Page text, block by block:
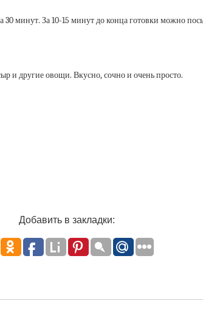
30 минут. За 10-15 минут до конца готовки можно
и другие овощи. Вкусно, сочно и очень просто.
Добавить в закладки: